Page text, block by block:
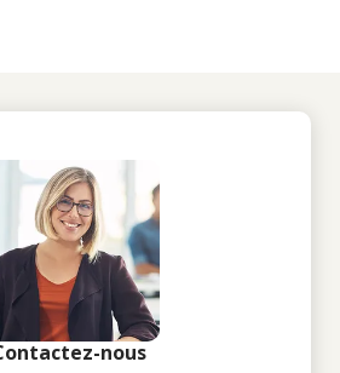
nous